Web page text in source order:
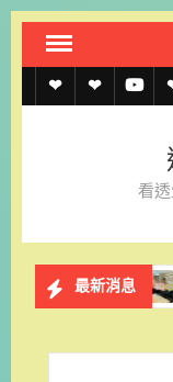
Skip
content透
約
透
上
記
透
看
最新消息
苗栗縣榮服